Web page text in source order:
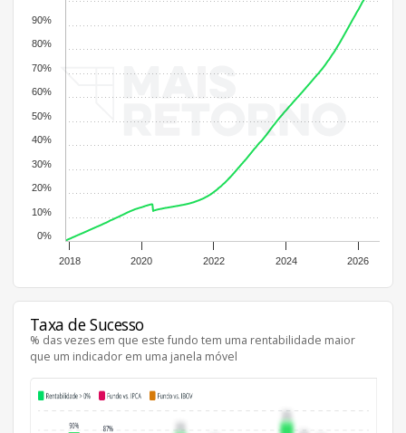
2018 2020 2022 2024 2026
0%
10%
20%
30%
40%
50%
60%
70%
80%
90%
Taxa de Sucesso
% das vezes em que este fundo tem uma rentabilidade maior
que um indicador em uma janela móvel